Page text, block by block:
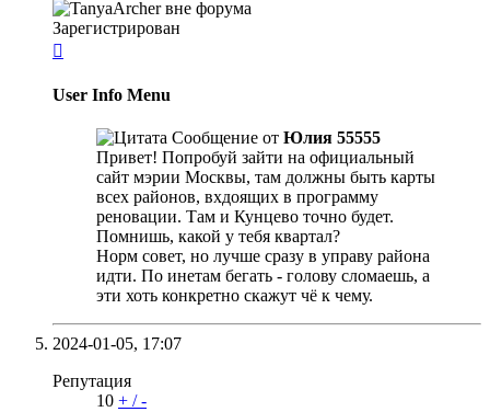
Зарегистрирован

User Info Menu
Сообщение от Юлия 55555
Привет! Попробуй зайти на официальный
сайт мэрии Москвы, там должны быть карты
всех районов, вхдоящих в программу
реновации. Там и Кунцево точно будет.
Помнишь, какой у тебя квартал?
Норм совет, но лучше сразу в управу района
идти. По инетам бегать - голову сломаешь, а
эти хоть конкретно скажут чё к чему.
2024-01-05, 17:07
Репутация
10 + /-